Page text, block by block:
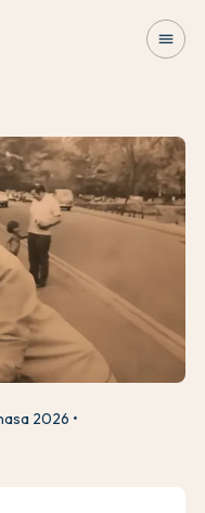
menu
2026